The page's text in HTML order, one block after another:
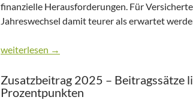
finanzielle Herausforderungen. Für
Jahreswechsel damit teurer als erwartet
Zusatzbeiträge zum Jahreswechsel 2026 –
weiterlesen →
Zusatzbeitrag 2025 – Beitragssätze
Prozentpunkten